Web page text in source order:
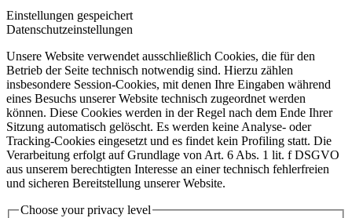
Einstellungen gespeichert
Datenschutzeinstellungen
Unsere Website verwendet ausschließlich Cookies, die für den
Betrieb der Seite technisch notwendig sind. Hierzu zählen
insbesondere Session-Cookies, mit denen Ihre Eingaben während
eines Besuchs unserer Website technisch zugeordnet werden
können. Diese Cookies werden in der Regel nach dem Ende Ihrer
Sitzung automatisch gelöscht. Es werden keine Analyse- oder
Tracking-Cookies eingesetzt und es findet kein Profiling statt. Die
Verarbeitung erfolgt auf Grundlage von Art. 6 Abs. 1 lit. f DSGVO
aus unserem berechtigten Interesse an einer technisch fehlerfreien
und sicheren Bereitstellung unserer Website.
Choose your privacy level